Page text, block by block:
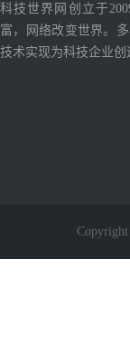
科技世界网创立于
富，网络改变世界。
技术实现为科技企业创